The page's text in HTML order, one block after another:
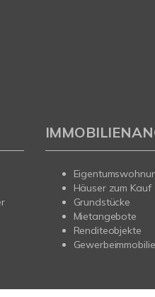
Häuser zum Kauf
Grundstücke
Mietangebote
Renditeobjekte